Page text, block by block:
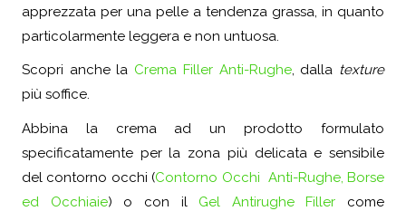
apprezzata per una pelle a tendenza grassa, in quanto
particolarmente leggera e non untuosa.
Scopri anche la Crema Filler Anti-Rughe, dalla texture
più soffice.
Abbina la crema ad un prodotto formulato
specificatamente per la zona più delicata e sensibile
del contorno occhi (Contorno Occhi Anti-Rughe, Borse
ed Occhiaie) o con il Gel Antirughe Filler come